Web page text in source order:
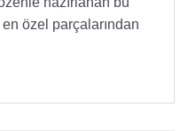
özel parçalarından